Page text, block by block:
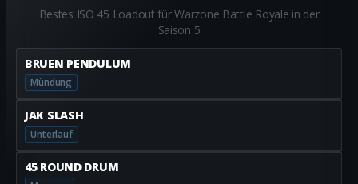
Bestes ISO 45 Loadout für Warzone Battle Royale in der
Saison 5
BRUEN PENDULUM
Mündung
JAK SLASH
Unterlauf
45 ROUND DRUM